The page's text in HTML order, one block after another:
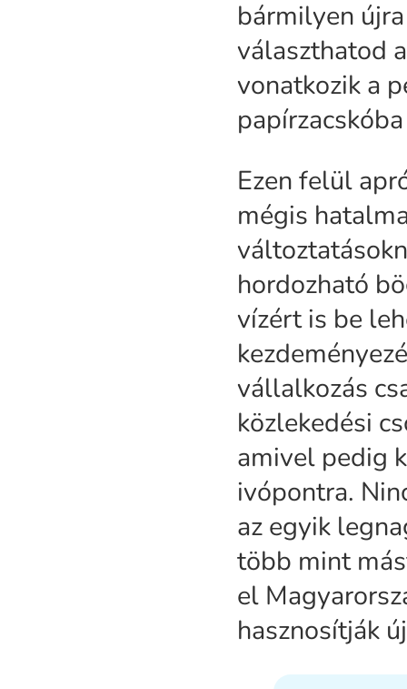
bármilyen
választhatod
vonatkozik a
Ezen felül
mégis
hordozható
vízért is be
vállalkozás
közlekedési
amivel pedig
ivópontra.
az egyik
több mint
el
hasznosítják